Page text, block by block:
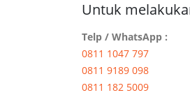
Untuk
Telp / WhatsApp :
0811 1047 797
0811 9189 098
0811 182 5009